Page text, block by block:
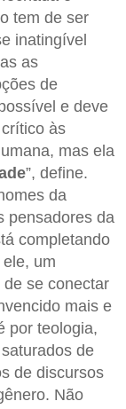
tem de ser
inatingível
as
de
e deve
às
mas ela
”, define.
da
pensadores da
completando
um
se conectar
mais e
por teologia,
de
de discursos
Não